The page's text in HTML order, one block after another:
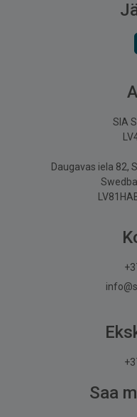
SIA
Daugavas iela 82,
Saa